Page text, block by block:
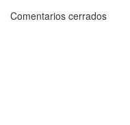
Comentarios cerrados